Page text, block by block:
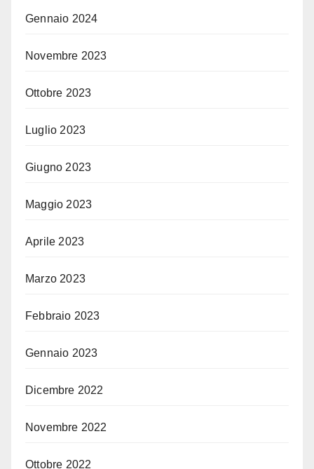
Gennaio 2024
Novembre 2023
Ottobre 2023
Luglio 2023
Giugno 2023
Maggio 2023
Aprile 2023
Marzo 2023
Febbraio 2023
Gennaio 2023
Dicembre 2022
Novembre 2022
Ottobre 2022